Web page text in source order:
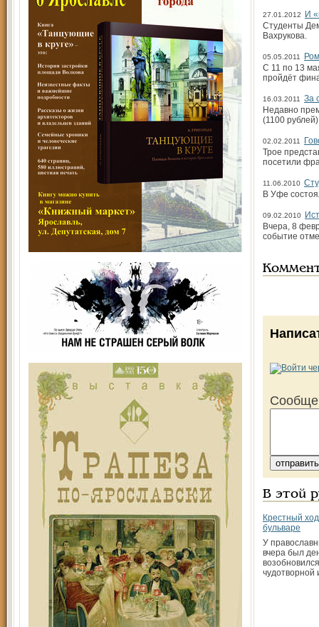
27.01.2012
И
Студенты
Вахрукова.
05.05.2011
С 11 по 13
пройдёт
16.03.2011
За
Недавно
(1100
02.02.2011
Трое
посетили
11.06.2010
В Уфе
09.02.2010
Вчера, 8
событие
В этой
Крестный
бульваре
У
вчера был
чудотворной